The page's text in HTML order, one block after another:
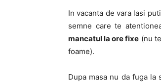
In vacanta de vara lasi
semne care te
mancatul la ore fixe (nu
foame).
Dupa masa nu da fuga